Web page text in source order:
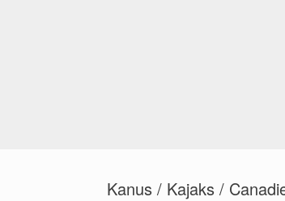
Kanus / Kajaks /